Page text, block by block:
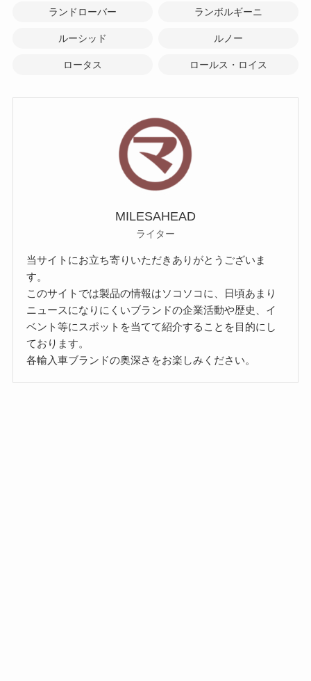
ランドローバー ランボルギーニ
ルーシッド ルノー
ロータス ロールス・ロイス
MILESAHEAD
ライター
当サイトにお立ち寄りいただきありがとうございま
す。
このサイトでは製品の情報はソコソコに、日頃あまり
ニュースになりにくいブランドの企業活動や歴史、イ
ベント等にスポットを当てて紹介することを目的にし
ております。
各輸入車ブランドの奥深さをお楽しみください。